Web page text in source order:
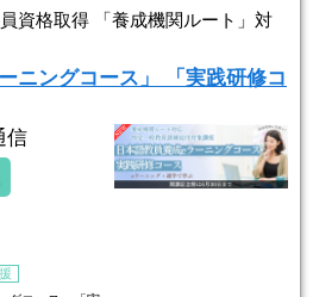
以下講座の受講も可能です。
資格取得 「養成機関ルート」対
ニングコース」 「実践研修コ
信